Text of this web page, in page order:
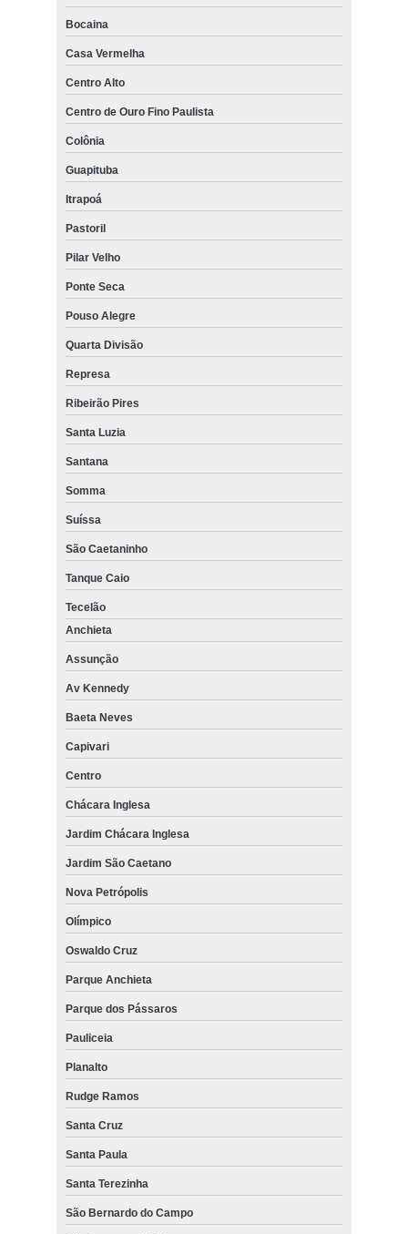
Bocaina
Casa Vermelha
Centro Alto
Centro de Ouro Fino Paulista
Colônia
Guapituba
Itrapoá
Pastoril
Pilar Velho
Ponte Seca
Pouso Alegre
Quarta Divisão
Represa
Ribeirão Pires
Santa Luzia
Santana
Somma
Suíssa
São Caetaninho
Tanque Caio
Tecelão
Anchieta
Assunção
Av Kennedy
Baeta Neves
Capivari
Centro
Chácara Inglesa
Jardim Chácara Inglesa
Jardim São Caetano
Nova Petrópolis
Olímpico
Oswaldo Cruz
Parque Anchieta
Parque dos Pássaros
Pauliceia
Planalto
Rudge Ramos
Santa Cruz
Santa Paula
Santa Terezinha
São Bernardo do Campo